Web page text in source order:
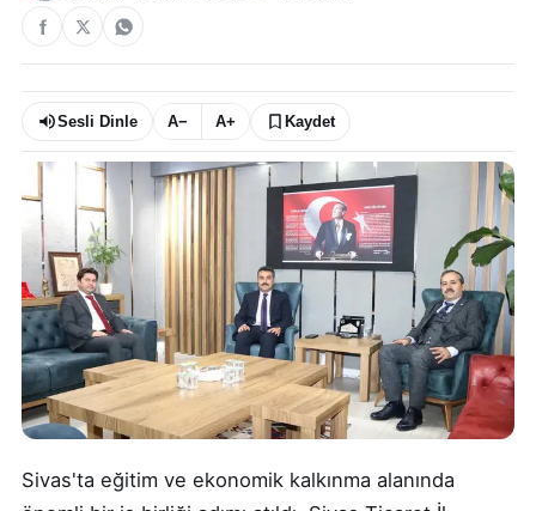
Sesli Dinle A− A+ Kaydet
Sivas'ta eğitim ve ekonomik kalkınma alanında